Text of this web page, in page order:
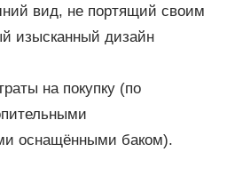
вид, не портящий своим
изысканный дизайн
на покупку (по
оснащёнными баком).